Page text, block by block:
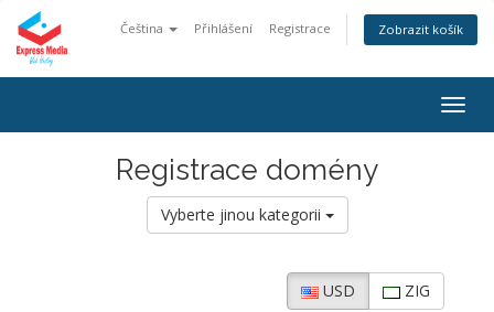
Čeština Přihlášení Registrace Zobrazit košík
Registrace domény
Vyberte jinou kategorii
USD ZIG